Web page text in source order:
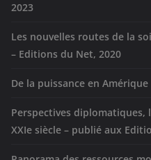
2023
Les nouvelles routes de la
– Editions du Net, 2020
De la puissance en
Perspectives
XXIe siècle – publié aux